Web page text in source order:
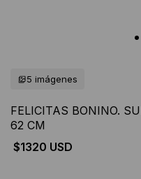
5 imágenes
FELICITAS BONINO.
62 CM
$1320 USD